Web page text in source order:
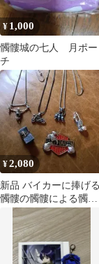
¥ 1,000
髑髏城の七人 月ポー
チ
¥2,080
新品 バイカーに捧げる
髑髏の髑髏による髑髏
のためのセット